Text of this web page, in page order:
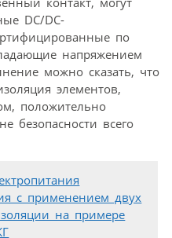
DC/DC-
по
напряжением
можно сказать, что
элементов,
положительно
безопасности всего